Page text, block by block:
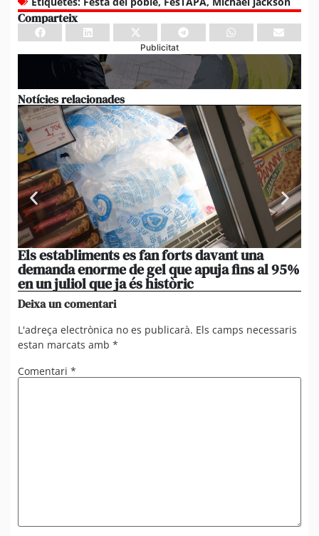
Comparteix
Publicitat
Notícies relacionades
Els establiments es fan forts davant una
demanda enorme de gel que apuja fins al 95%
en un juliol que ja és històric
Deixa un comentari
L'adreça electrònica no es publicarà. Els camps necessaris
estan marcats amb *
Comentari *